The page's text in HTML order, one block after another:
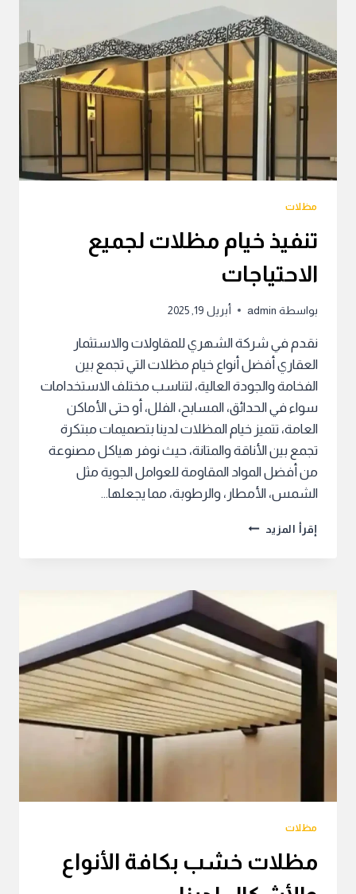
مظلات
تنفيذ خيام مظلات لجميع
الاحتياجات
بواسطة admin أبريل 19, 2025
نقدم في شركة الشهري للمقاولات والاستثمار
العقاري أفضل أنواع خيام مظلات التي تجمع بين
الفخامة والجودة العالية، لتناسب مختلف الاستخدامات
سواء في الحدائق، المسابح، الفلل، أو حتى الأماكن
العامة، تتميز خيام المظلات لدينا بتصميمات مبتكرة
تجمع بين الأناقة والمتانة، حيث نوفر هياكل مصنوعة
من أفضل المواد المقاومة للعوامل الجوية مثل
الشمس، الأمطار، والرطوبة، مما يجعلها…
إقرأ المزيد تنفيذ
مظلات
مظلات خشب بكافة الأنواع